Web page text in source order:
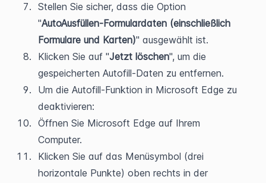
Stellen Sie sicher, dass die Option
"AutoAusfüllen-Formulardaten (einschließlich
Formulare und Karten)" ausgewählt ist.
Klicken Sie auf "Jetzt löschen", um die
gespeicherten Autofill-Daten zu entfernen.
Um die Autofill-Funktion in Microsoft Edge zu
deaktivieren:
Öffnen Sie Microsoft Edge auf Ihrem
Computer.
Klicken Sie auf das Menüsymbol (drei
horizontale Punkte) oben rechts in der